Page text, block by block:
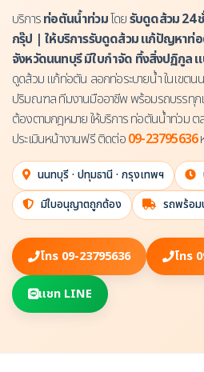
บริการท่อตันน้ำท่วมโดยรับดูดส้วม 24
กรุ๊ป | ให้บริการรับดูดส้วม แก้ปัญหาท่อ
จังหวัดนนทบุรี มีใบกำจัด ทิ้งสิ่งปฏิกูล
ดูดส้วม แก้ท่อตัน ลอกท่อระบายน้ำ ในเขต
ปริมณฑล ทีมงานมืออาชีพ พร้อมรถบรรทุก
ต้องตามกฎหมาย ให้บริการ ท่อตันน้ำท่วม ต
ประเมินหน้างานฟรี ติดต่อ09-23795636
นนทบุรี · ปทุมธานี · กรุงเทพฯ
มีใบอนุญาตถูกต้อง
รถพร้อม
โทร 09-23795636 โทร
แชท LINE